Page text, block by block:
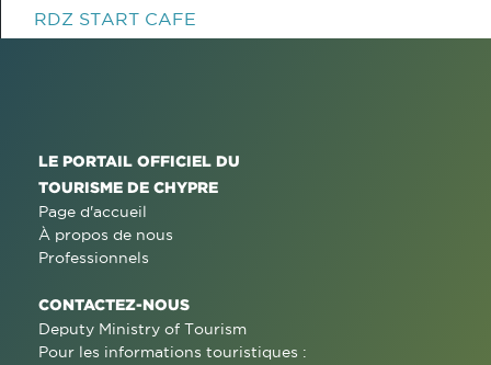
RDZ START CAFE
LE PORTAIL OFFICIEL DU
TOURISME DE CHYPRE
Page d'accueil
À propos de nous
Professionnels
CONTACTEZ-NOUS
Deputy Ministry of Tourism
Pour les informations touristiques :